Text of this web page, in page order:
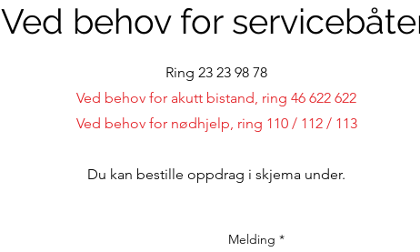
Ved behov for
Ring 23 23 98 78
Ved behov for akutt bistand, ring 46 622 622
Ved behov for nødhjelp, ring 110 / 112 / 113
Du kan bestille oppdrag i skjema under.
Melding